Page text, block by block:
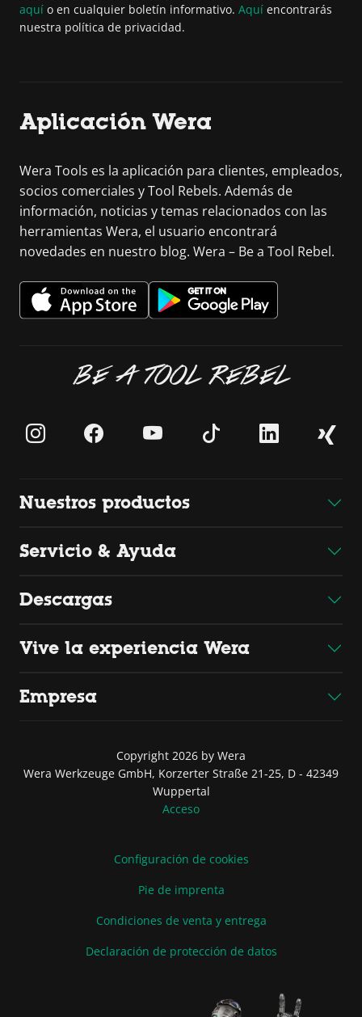
aquí o en cualquier boletín informativo. Aquí encontrarás
nuestra política de privacidad.
Aplicación Wera
Wera Tools es la aplicación para clientes, empleados,
socios comerciales y Tool Rebels. Además de
información, noticias y temas relacionados con las
herramientas Wera, el usuario encontrará
novedades en nuestro blog. Wera – Be a Tool Rebel.
BE A TOOL REBEL
Nuestros productos
Servicio & Ayuda
Descargas
Vive la experiencia Wera
Empresa
Copyright 2026 by Wera
Wera Werkzeuge GmbH, Korzerter Straße 21-25, D - 42349
Wuppertal
Acceso
Configuración de cookies
Pie de imprenta
Condiciones de venta y entrega
Declaración de protección de datos